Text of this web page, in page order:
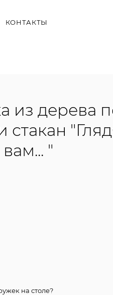
КОНТАКТЫ
из дерева
стакан
"
на столе?